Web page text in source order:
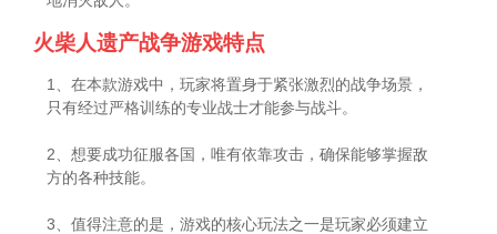
火柴人遗产战争游戏特点
1、在本款游戏中，玩家将置身于紧张激烈的战争场景，
只有经过严格训练的专业战士才能参与战斗。
2、想要成功征服各国，唯有依靠攻击，确保能够掌握敌
方的各种技能。
3、值得注意的是，游戏的核心玩法之一是玩家必须建立